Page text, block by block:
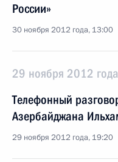
России»
30 ноября 2012 года, 13:00
29 ноября 2012
Телефонный
Азербайджана
29 ноября 2012 года, 19:20